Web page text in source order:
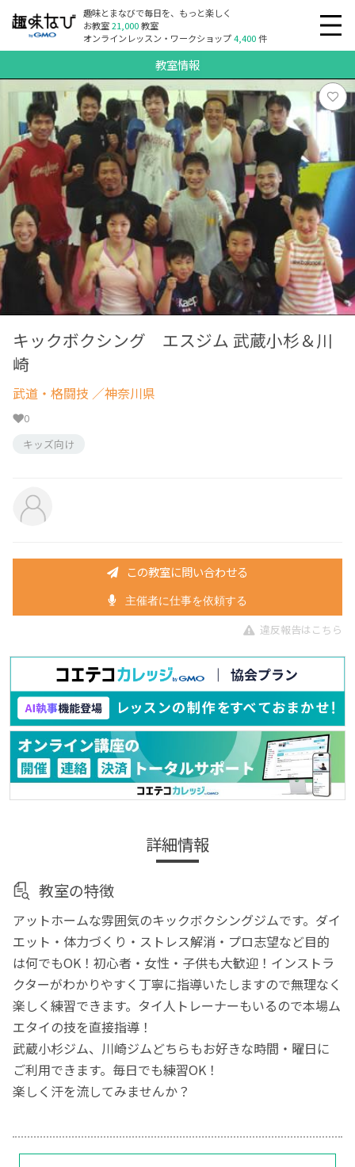
趣味とまなびで毎日を、もっと楽しく
お教室21,000教室
オンラインレッスン・ワークショップ4,400件
教室情報
キックボクシング エスジム 武蔵小杉＆川
崎
武道・格闘技 ／神奈川県
0
キッズ向け
この教室に問い合わせる
主催者に仕事を依頼する
違反報告はこちら
詳細情報
教室の特徴
アットホームな雰囲気のキックボクシングジムです。ダイ
エット・体力づくり・ストレス解消・プロ志望など目的
は何でもOK！初心者・女性・子供も大歓迎！インストラ
クターがわかりやすく丁寧に指導いたしますので無理なく
楽しく練習できます。タイ人トレーナーもいるので本場ム
エタイの技を直接指導！
武蔵小杉ジム、川崎ジムどちらもお好きな時間・曜日に
ご利用できます。毎日でも練習OK！
楽しく汗を流してみませんか？